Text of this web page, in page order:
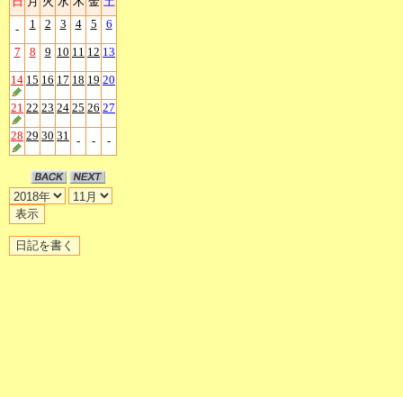
- 1 2 3 4 5 6
7 8 9 10 11 12 13
14 15 16 17 18 19 20
21 22 23 24 25 26 27
28 29 30 31 - - -